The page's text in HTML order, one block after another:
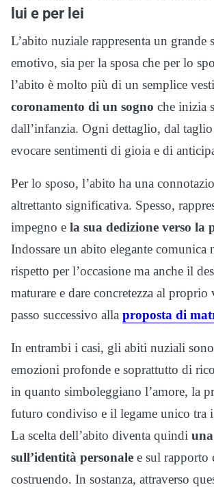
lui e per lei
L’abito nuziale rappresenta un grande
emotivo, sia per la sposa che per lo
l’abito è molto più di un semplice
coronamento di un sogno che inizia
dall’infanzia. Ogni dettaglio, dal
evocare sentimenti di gioia e di
Per lo sposo, l’abito ha una
altrettanto significativa. Spesso,
impegno e la sua dedizione verso la
Indossare un abito elegante comunica
rispetto per l’occasione ma anche il
maturare e dare concretezza al proprio
passo successivo alla proposta di
In entrambi i casi, gli abiti nuziali
emozioni profonde e soprattutto di
in quanto simboleggiano l’amore, la
futuro condiviso e il legame unico tra
La scelta dell’abito diventa quindi
sull’identità personale e sul rapporto
costruendo. In sostanza, attraverso